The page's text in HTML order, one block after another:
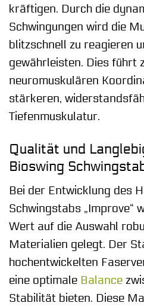
kräftigen. Durch die
Schwingungen wird die
blitzschnell zu reagieren
gewährleisten. Dies führt
neuromuskulären
stärkeren,
Tiefenmuskulatur.
Qualität und
Bioswing
Bei der Entwicklung des
Schwingstabs „Improve“
Wert auf die Auswahl
Materialien gelegt. Der
hochentwickelten
eine optimale Balance
Stabilität bieten. Diese